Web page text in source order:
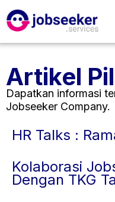
Artikel
Dapatkan informasi
Jobseeker Company.
HR Talks :
Kolaborasi
Dengan TKG